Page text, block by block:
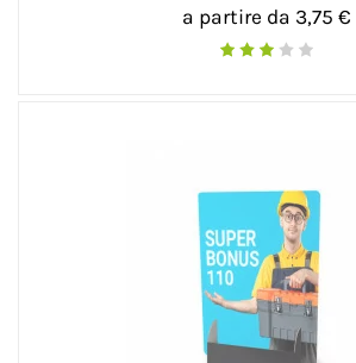
a partire da 3,75 €